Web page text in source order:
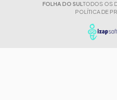
FOLHA DO SUL TODOS OS
POLÍTICA DE